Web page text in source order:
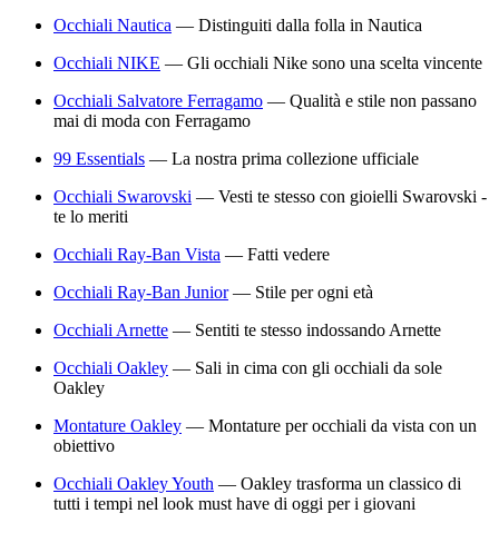
Occhiali Nautica — Distinguiti dalla folla in Nautica
Occhiali NIKE — Gli occhiali Nike sono una scelta vincente
Occhiali Salvatore Ferragamo — Qualità e stile non passano
mai di moda con Ferragamo
99 Essentials — La nostra prima collezione ufficiale
Occhiali Swarovski — Vesti te stesso con gioielli Swarovski -
te lo meriti
Occhiali Ray-Ban Vista — Fatti vedere
Occhiali Ray-Ban Junior— Stile per ogni età
Occhiali Arnette — Sentiti te stesso indossando Arnette
Occhiali Oakley — Sali in cima con gli occhiali da sole
Oakley
Montature Oakley — Montature per occhiali da vista con un
obiettivo
Occhiali Oakley Youth — Oakley trasforma un classico di
tutti i tempi nel look must have di oggi per i giovani